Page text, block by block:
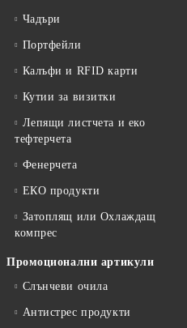
Чадъри
Портфейли
Калъфи и RFID карти
Кутии за визитки
Лепящи листчета и еко
тефтeрчета
Фенерчета
ЕКО продукти
Затоплящ или Охлаждащ
компрес
Промоционални артикули
Слънчеви очила
Антистрес продукти